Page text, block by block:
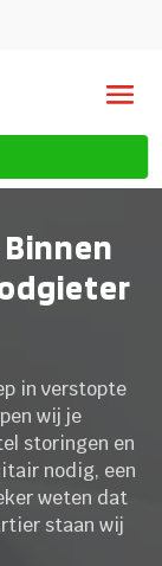
in verstopte
wij je
storingen en
nodig, een
weten dat
staan wij